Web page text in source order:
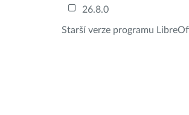
26.8.0
Starší verze programu